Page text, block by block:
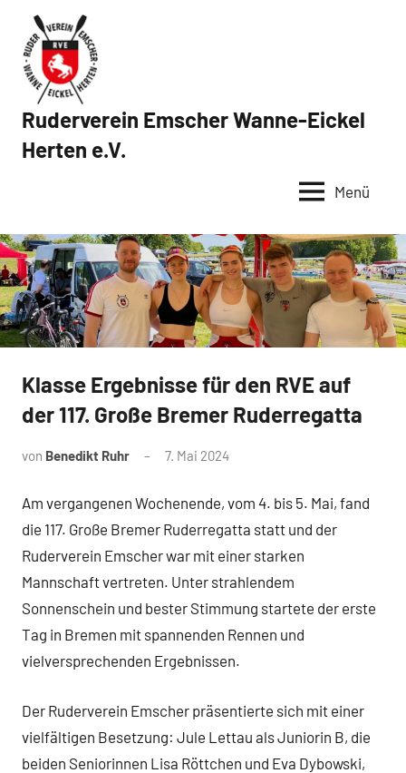
Inhalt
springen
Ruderverein Emscher Wanne-Eickel
Herten e.V.
Menü
News
Klasse Ergebnisse für den RVE auf
der 117. Große Bremer Ruderregatta
von Benedikt Ruhr 7. Mai 2024
Am vergangenen Wochenende, vom 4. bis 5. Mai, fand
die 117. Große Bremer Ruderregatta statt und der
Ruderverein Emscher war mit einer starken
Mannschaft vertreten. Unter strahlendem
Sonnenschein und bester Stimmung startete der erste
Tag in Bremen mit spannenden Rennen und
vielversprechenden Ergebnissen.
Der Ruderverein Emscher präsentierte sich mit einer
vielfältigen Besetzung: Jule Lettau als Juniorin B, die
beiden Seniorinnen Lisa Röttchen und Eva Dybowski,